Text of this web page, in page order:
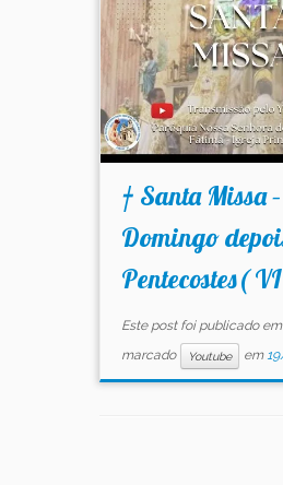
† Santa Missa
Domingo
Pentecostes(
Este post foi publicado em
marcado
Youtube em